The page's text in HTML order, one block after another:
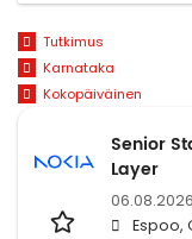
Tutkimus
Karnataka
Kokopäiväinen
Senior
Layer
Espoo,